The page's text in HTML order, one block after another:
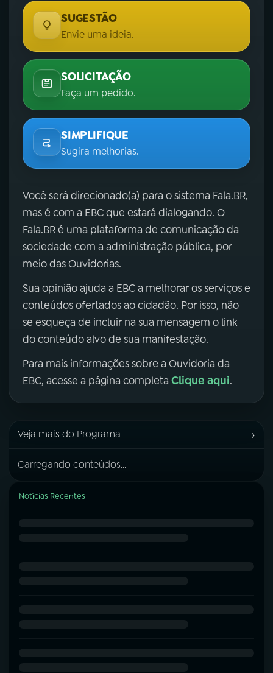
SUGESTÃO
Envie uma ideia.
SOLICITAÇÃO
Faça um pedido.
SIMPLIFIQUE
Sugira melhorias.
Você será direcionado(a) para o sistema Fala.BR,
mas é com a EBC que estará dialogando. O
Fala.BR é uma plataforma de comunicação da
sociedade com a administração pública, por
meio das Ouvidorias.
Sua opinião ajuda a EBC a melhorar os serviços e
conteúdos ofertados ao cidadão. Por isso, não
se esqueça de incluir na sua mensagem o link
do conteúdo alvo de sua manifestação.
Para mais informações sobre a Ouvidoria da
EBC, acesse a página completa Clique aqui.
Veja mais do Programa ›
Carregando conteúdos...
Notícias Recentes